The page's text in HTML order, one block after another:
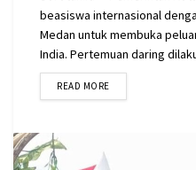
beasiswa internasional
Medan untuk membuka
India. Pertemuan daring
READ MORE